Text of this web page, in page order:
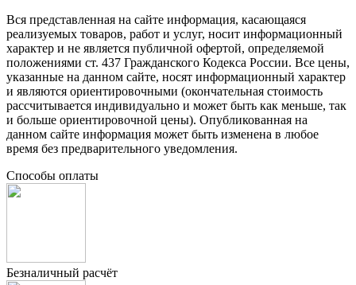
Вся представленная на сайте информация, касающаяся
реализуемых товаров, работ и услуг, носит информационный
характер и не является публичной офертой, определяемой
положениями ст. 437 Гражданского Кодекса России. Все цены,
указанные на данном сайте, носят информационный характер
и являются ориентировочными (окончательная стоимость
рассчитывается индивидуально и может быть как меньше, так
и больше ориентировочной цены). Опубликованная на
данном сайте информация может быть изменена в любое
время без предварительного уведомления.
Способы оплаты
Безналичный расчёт